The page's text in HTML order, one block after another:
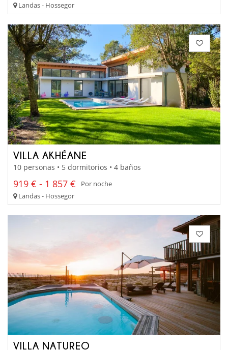
Landas - Hossegor
VILLA AKHÉANE
10 personas • 5 dormitorios • 4 baños
919 € - 1 857 €
Por noche
Landas - Hossegor
VILLA NATUREO